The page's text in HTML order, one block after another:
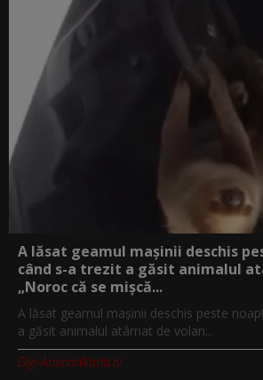
A lăsat geamul mașinii deschis
când s-a trezit a găsit animalul
„Noroc că se mișcă...
A lăsat geamul mașinii deschis peste
a găsit animalul atârnat de volan...
Digi-AnimalWorld.tv